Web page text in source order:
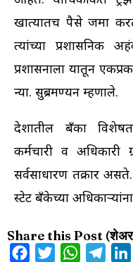
खात्यातच पैसे जमा
त्यांच्या प्रशासनिक
प्रशासनाला यातून
न्या. सुब्रमण्यन म्हणाले.
देशातील बँका विशेषत:
कर्मचारी व अधिकारी
सर्वसाधारण तक्रार
स्टेट बँकेच्या
Share this Post (शेअर
FacebookTwitterWhatsApp